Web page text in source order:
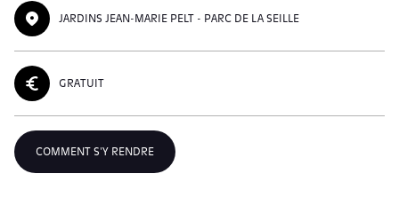
JARDINS JEAN-MARIE PELT - PARC DE LA SEILLE
GRATUIT
COMMENT S'Y RENDRE